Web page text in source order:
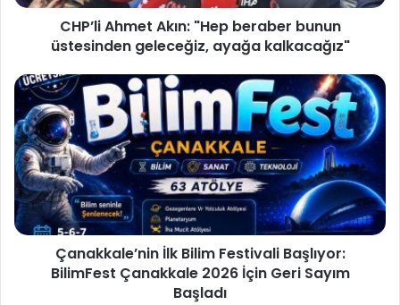
CHP’li Ahmet Akın: "Hep beraber bunun
üstesinden geleceğiz, ayağa kalkacağız"
Çanakkale’nin İlk Bilim Festivali Başlıyor:
BilimFest Çanakkale 2026 İçin Geri Sayım
Başladı